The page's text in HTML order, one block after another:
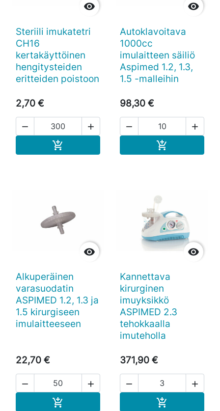

Steriili imukatetri
CH16
kertakäyttöinen
hengitysteiden
eritteiden poistoon
2,70 €
 


Autoklavoitava
1000cc
imulaitteen säiliö
Aspimed 1.2, 1.3,
1.5 -malleihin
98,30 €
 


Alkuperäinen
varasuodatin
ASPIMED 1.2, 1.3 ja
1.5 kirurgiseen
imulaitteeseen
22,70 €
 


Kannettava
kirurginen
imuyksikkö
ASPIMED 2.3
tehokkaalla
imuteholla
371,90 €
 
